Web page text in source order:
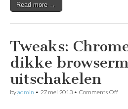
Read more →
Tweaks:
dikke
uitschakelen
byadmin • 27 mei 2013 • Comments Offon